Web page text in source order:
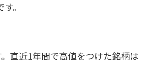
。
直近1年間で高値をつけた銘柄は